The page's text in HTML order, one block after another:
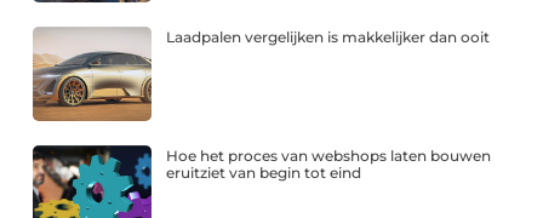
Laadpalen vergelijken is makkelijker dan ooit
Hoe het proces van webshops laten bouwen
eruitziet van begin tot eind